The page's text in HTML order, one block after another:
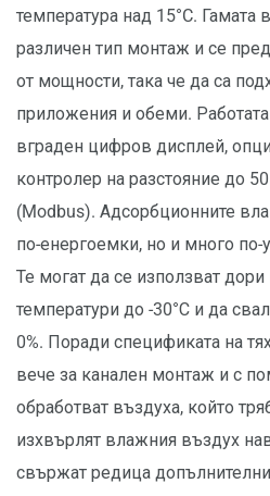
температура над 15°C. Гамата
различен тип монтаж и се
от мощности, така че да са
приложения и обеми.
вграден цифров дисплей,
контролер на разстояние до
(Modbus). Адсорбционните
по-енергоемки, но и много
Те могат да се използват
температури до -30°С и да
0%. Поради спецификата на
вече за канален монтаж и с
обработват въздуха, който
изхвърлят влажния въздух
свържат редица